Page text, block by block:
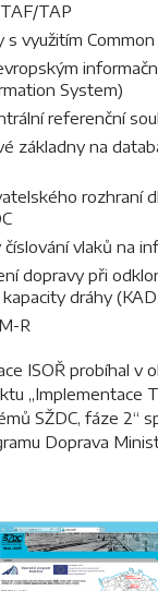
TAP
s využitím
System)
referenční
základny na
rozhraní
vlaků na
dopravy při
dráhy
R
ISOŘ probíhal v
„Implementace
SŽDC, fáze 2“
Doprava